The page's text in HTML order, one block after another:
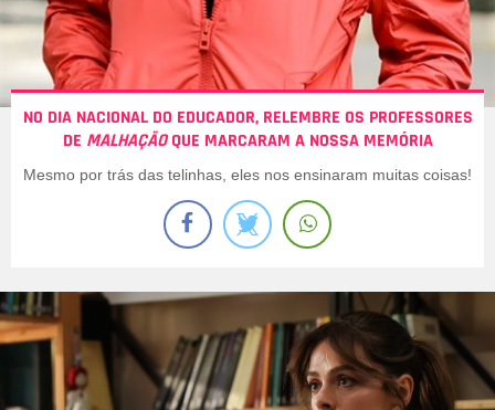
NO DIA NACIONAL DO EDUCADOR, RELEMBRE OS PROFESSORES
DE MALHAÇÃOQUE MARCARAM A NOSSA MEMÓRIA
Mesmo por trás das telinhas, eles nos ensinaram muitas coisas!